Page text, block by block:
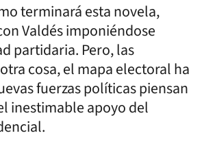
terminará esta novela,
Valdés imponiéndose
partidaria. Pero, las
cosa, el mapa electoral ha
fuerzas políticas piensan
inestimable apoyo del